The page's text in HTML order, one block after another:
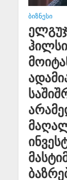
ᲑᲘᲖᲜᲔᲡᲘ